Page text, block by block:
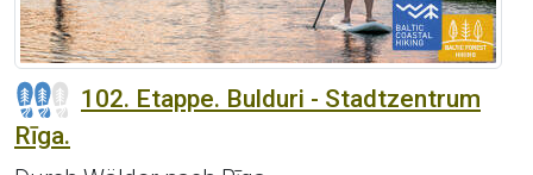
102. Etappe. Bulduri - Stadtzentrum
Rīga.